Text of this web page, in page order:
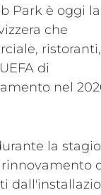
Park è oggi la
che
ristoranti,
di
nel
controllo. In
passivi
italiano per
la